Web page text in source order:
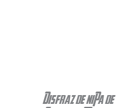
Disfraz de niña de